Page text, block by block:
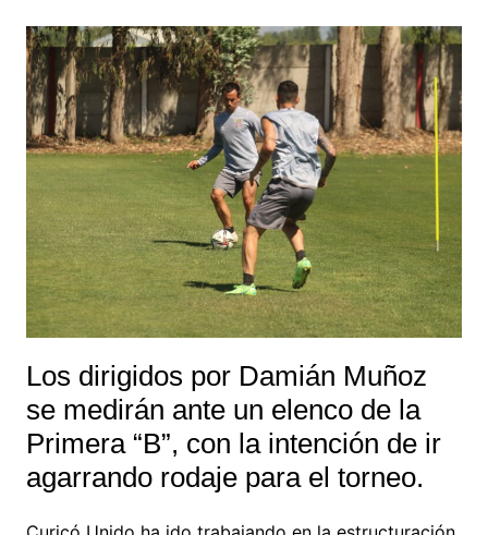
Los dirigidos por Damián Muñoz
se medirán ante un elenco de la
Primera “B”, con la intención de ir
agarrando rodaje para el torneo.